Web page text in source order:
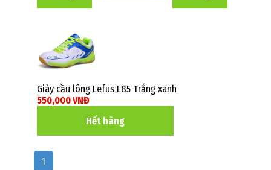
Giày cầu lông Lefus L85 Trắng xanh
550,000 VNĐ
Hết hàng
1